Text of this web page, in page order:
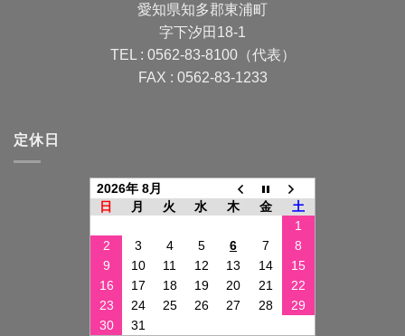
愛知県知多郡東浦町
字下汐田18-1
TEL : 0562-83-8100（代表）
FAX : 0562-83-1233
定休日
2026年 8月
日
月 火 水 木 金
土
1
2
3 4 5 6 7
8
9
10 11 12 13 14
15
16
17 18 19 20 21
22
23
24 25 26 27 28
29
30
31